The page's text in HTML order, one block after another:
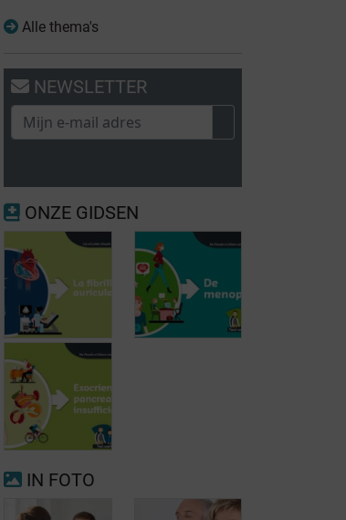
Alle thema's
NEWSLETTER
ONZE GIDSEN
Voorkamerfibrillatie
IN FOTO